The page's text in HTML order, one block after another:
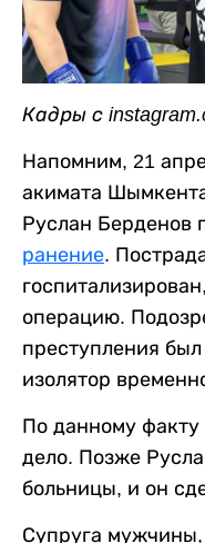
Кадры с
Напомним, 21
акимата
Руслан Берденов
ранение.
операцию.
преступления
изолятор
По данному факту
дело. Позже
больницы, и он
Супруга мужчины,